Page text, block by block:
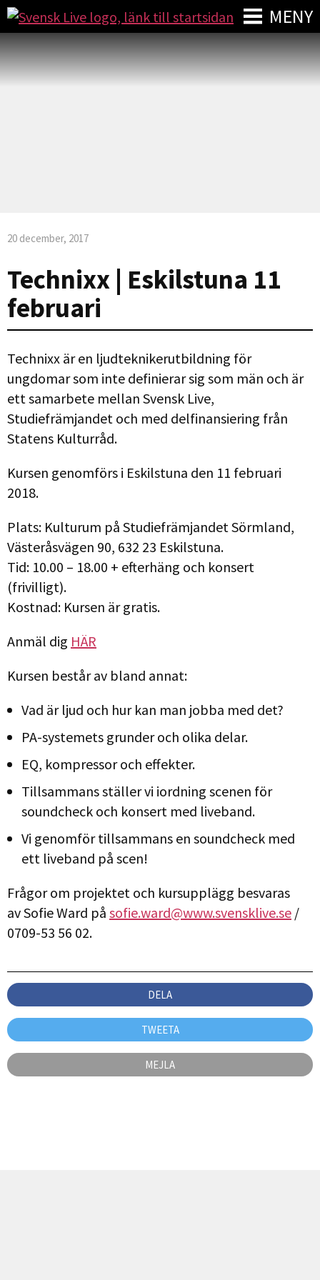
MENY
20 december, 2017
Technixx | Eskilstuna 11
februari
Technixx är en ljudteknikerutbildning för
ungdomar som inte definierar sig som män och är
ett samarbete mellan Svensk Live,
Studiefrämjandet och med delfinansiering från
Statens Kulturråd.
Kursen genomförs i Eskilstuna den 11 februari
2018.
Plats: Kulturum på Studiefrämjandet Sörmland,
Västeråsvägen 90, 632 23 Eskilstuna.
Tid: 10.00 – 18.00 + efterhäng och konsert
(frivilligt).
Kostnad: Kursen är gratis.
Anmäl dig HÄR
Kursen består av bland annat:
Vad är ljud och hur kan man jobba med det?
PA-systemets grunder och olika delar.
EQ, kompressor och effekter.
Tillsammans ställer vi iordning scenen för
soundcheck och konsert med liveband.
Vi genomför tillsammans en soundcheck med
ett liveband på scen!
Frågor om projektet och kursupplägg besvaras
av Sofie Ward på sofie.ward@www.svensklive.se /
0709-53 56 02.
DELA
TWEETA
MEJLA